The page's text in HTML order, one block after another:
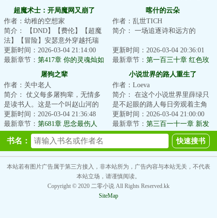
超魔术士：开局魔网又崩了
作者：幼稚的空想家
简介： 【DND】【费伦】【超魔
法】【冒险】安瑟意外穿越托瑞
尔，魔法女神又双叒叕出事了！
更新时间：2026-03-04 21:14:00
最新章节： 第417章 你的灵魂灿如
喀什的云朵
作者：乱世TICH
简介： 一场追逐诗和远方的
“逃离”，却让陈风邂逅了生命中最
美丽的...
更新时间：2026-03-04 20:36:01
最新章节： 第一百三十章 红色玫
屠狗之辈
作者：关中老人
简介： 仗义每多屠狗辈，无情多
是读书人。这是一个叫赵山河的
小人物从小镇走向世界的故
事……
更新时间：2026-03-04 21:36:48
最新章节： 第681章 思念最伤人
小说世界的路人重生了
作者：Loeva
简介： 在这个小说世界里薛绿只
是不起眼的路人每日旁观着主角
们的爱恨情仇有一天，世界崩溃
重来路...
更新时间：2026-03-04 21:00:00
最新章节： 第三百一十一章 新发
现
书名：
本站若有图片广告属于第三方接入，非本站所为，广告内容与本站无关，不代表
本站立场，请谨慎阅读。
Copyright © 2020 二零小说 All Rights Reserved.kk
SiteMap